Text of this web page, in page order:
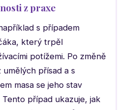
z praxe
s případem
který trpěl
potížemi. Po změně
umělých přísad a s
masa se jeho stav
případ ukazuje, jak